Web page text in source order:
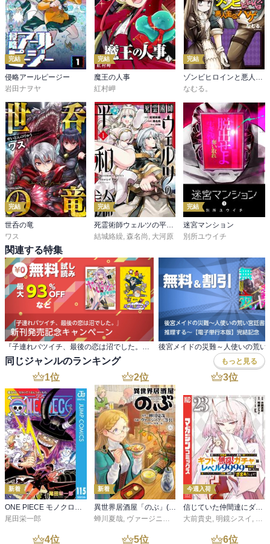
完結
侵略アールピージー
岩田ナヲヤ
完結
魔王の人事
紅村岬
完結
ゾンビヒロインと悪人面のハゲ
なむる。
完結
世呑の竜
ワス
完結
結城絡繰 森名尚 大河原
完結
迷宮マンション
別所ユウイチ
関連する特集
同じジャンルのランキング もっと見る
1位
新着
ONE PIECE モノクロ版 115
尾田栄一郎
2位
新着
異世界居酒屋「のぶ」(22)
蝉川夏哉, ヴァージニア二等兵 ,転
3位
今週入荷
信じていた仲間達にダンジョン奥地で殺されかけたがギフト『無限ガチャ』でレベル９９９９の仲間達を手に入れて元パーティーメンバーと世界に復讐＆『ざまぁ！』します！（２３）
大前貴史 , 明鏡シスイ , ｔ
4位 5位 6位